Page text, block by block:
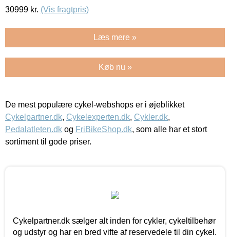
30999 kr. (Vis fragtpris)
Læs mere »
Køb nu »
De mest populære cykel-webshops er i øjeblikket
Cykelpartner.dk, Cykelexperten.dk, Cykler.dk,
Pedalatleten.dk og FriBikeShop.dk, som alle har et stort
sortiment til gode priser.
Cykelpartner.dk sælger alt inden for cykler, cykeltilbehør
og udstyr og har en bred vifte af reservedele til din cykel.